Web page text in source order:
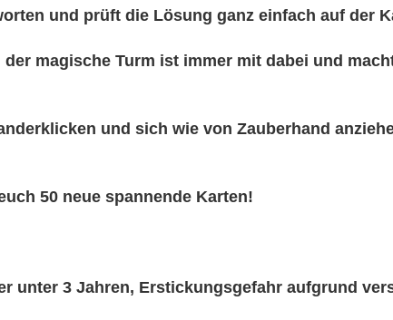
und prüft die Lösung ganz einfach auf der
der magische Turm ist immer mit dabei und
und sich wie von Zauberhand
50 neue spannende Karten!
unter 3 Jahren, Erstickungsgefahr aufgrund